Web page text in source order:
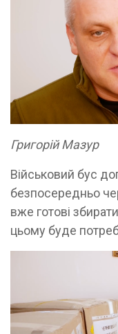
Григорій Мазур
Військовий бус
безпосередньо
вже готові
цьому буде